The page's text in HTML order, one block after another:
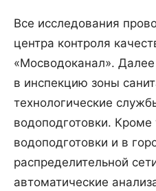
Все исследования
центра контроля
«Мосводоканал».
в инспекцию зоны
технологические
водоподготовки. Кроме
водоподготовки и в
распределительной
автоматические